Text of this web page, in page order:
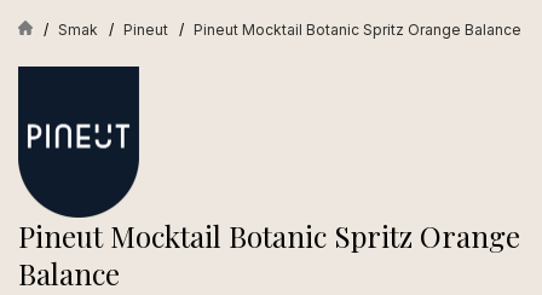
Smak Pineut Pineut Mocktail Botanic Spritz Orange Balance
Pineut Mocktail Botanic Spritz Orange
Balance